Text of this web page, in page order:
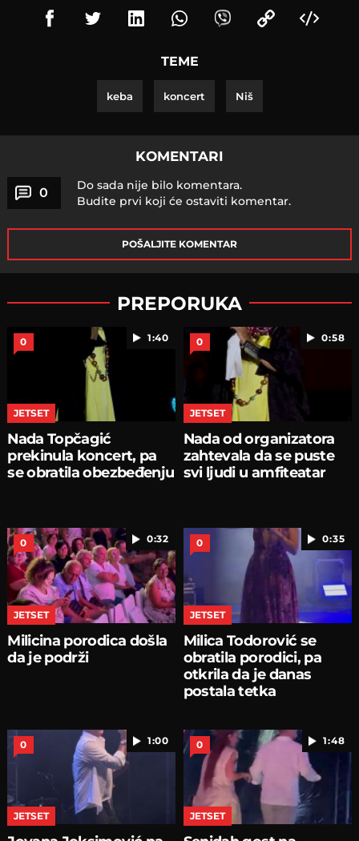
TEME
keba koncert Niš
KOMENTARI
0
Do sada nije bilo komentara.
Budite prvi koji će ostaviti komentar.
POŠALJITE KOMENTAR
PREPORUKA
1:40
0
JETSET
Nada Topčagić
prekinula koncert, pa
se obratila obezbeđenju
0:58
0
JETSET
Nada od organizatora
zahtevala da se puste
svi ljudi u amfiteatar
0:32
0
JETSET
Milicina porodica došla
da je podrži
0:35
0
JETSET
Milica Todorović se
obratila porodici, pa
otkrila da je danas
postala tetka
1:00
0
JETSET
1:48
0
JETSET